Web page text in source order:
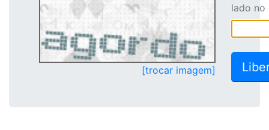
[trocar imagem]
lado no